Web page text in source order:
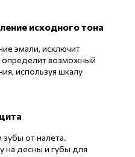
исходного тона
эмали, исключит
определит возможный
используя шкалу
от налета.
на десны и губы для